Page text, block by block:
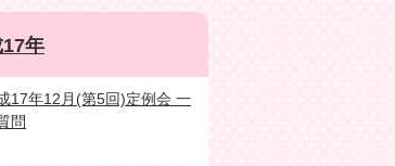
年
17年12月(第5回)定例会 一
問